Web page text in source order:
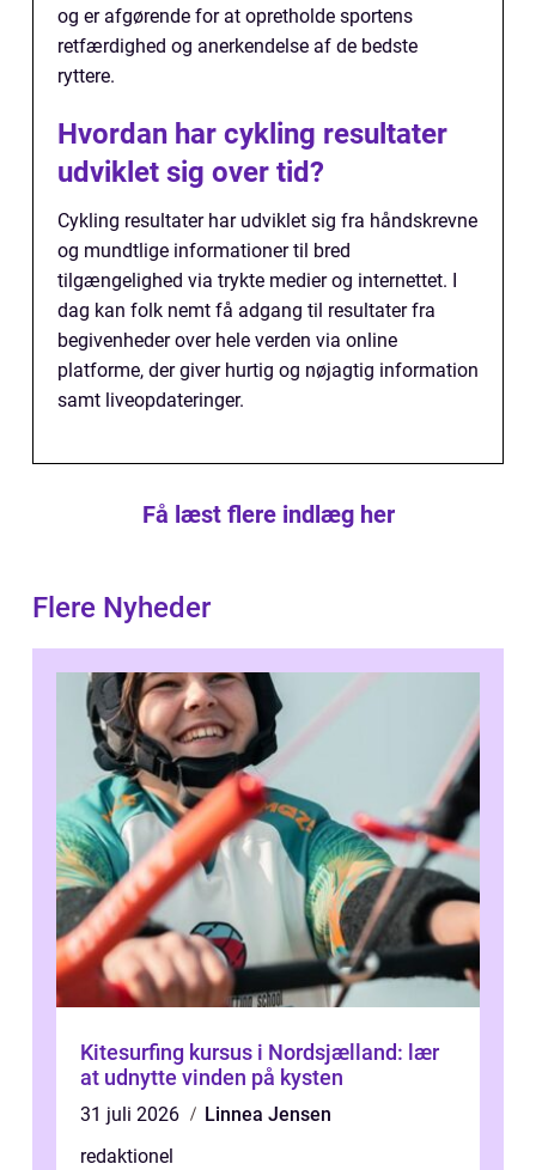
og er afgørende for at opretholde sportens
retfærdighed og anerkendelse af de bedste
ryttere.
Hvordan har cykling resultater
udviklet sig over tid?
Cykling resultater har udviklet sig fra håndskrevne
og mundtlige informationer til bred
tilgængelighed via trykte medier og internettet. I
dag kan folk nemt få adgang til resultater fra
begivenheder over hele verden via online
platforme, der giver hurtig og nøjagtig information
samt liveopdateringer.
Få læst flere indlæg her
Flere Nyheder
Kitesurfing kursus i Nordsjælland: lær
at udnytte vinden på kysten
31 juli 2026
Linnea Jensen
redaktionel